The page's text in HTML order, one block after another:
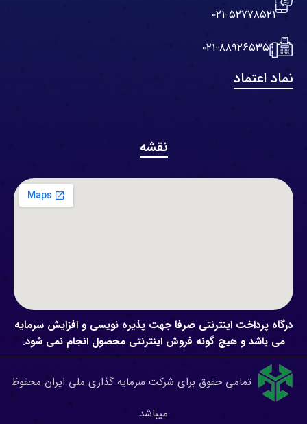
۰۲۱-۵۲۷۷۸۵۲۱
۰۲۱-۸۸۹۲۶۵۳۵
نماد اعتماد
نقشه
درگاه پرداخت اینترنتی صرفا جهت پذیره نویسی و افزایش سرمایه
می باشد و هیچ گونه فروش اینترنتی محصول انجام نمی شود.
تمامی حقوق برای شرکت سرمایه گذاری ملی ایران محفوظ
میباشد